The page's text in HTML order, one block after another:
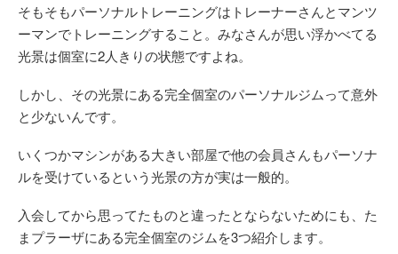
そもそもパーソナルトレーニングはトレーナーさんとマンツ
ーマンでトレーニングすること。みなさんが思い浮かべてる
光景は個室に2人きりの状態ですよね。
しかし、その光景にある完全個室のパーソナルジムって意外
と少ないんです。
いくつかマシンがある大きい部屋で他の会員さんもパーソナ
ルを受けているという光景の方が実は一般的。
入会してから思ってたものと違ったとならないためにも、た
まプラーザにある完全個室のジムを3つ紹介します。